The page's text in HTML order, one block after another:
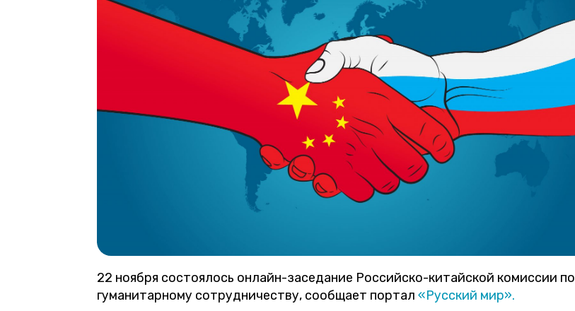
22 ноября состоялось онлайн-заседание Российско-китайской комиссии по
гуманитарному сотрудничеству, сообщает портал «Русский мир».